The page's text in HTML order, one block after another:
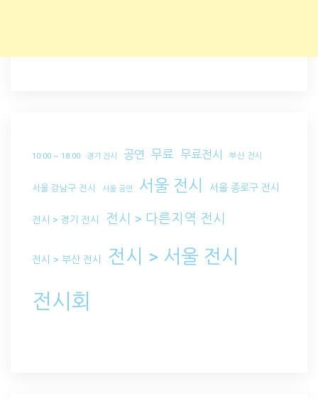
10:00 ~ 18:00 경기 전시 공연 무료 무료전시 부산 전시
서울 강남구 전시 서울 공연 서울 전시 서울 종로구 전시
전시 > 경기 전시 전시 > 다른지역 전시
전시 > 부산 전시 전시 > 서울 전시
전시회